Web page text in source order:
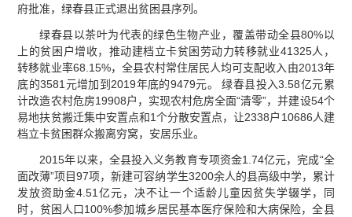
府批准，绿春县正式退出贫困县序列。
绿春县以茶叶为代表的绿色生物产业，覆盖带动全县80%以
上的贫困户增收，推动建档立卡贫困劳动力转移就业41325人，
转移就业率68.15%，全县农村常住居民人均可支配收入由2013年
底的3581元增加到2019年底的9479元。 绿春县投入3.58亿元累
计改造农村危房19908户，实现农村危房全面“清零”，并建设54个
易地扶贫搬迁集中安置点和1个分散安置点，让2338户10686人建
档立卡贫困群众搬离穷窝，安居乐业。
2015年以来，全县投入义务教育专项资金1.74亿元，完成“全
面改薄”项目97项，新建可容纳学生3200余人的县高级中学，累计
发放资助金4.51亿元，决不让一个适龄儿童因贫失学辍学，同
时，贫困人口100%参加城乡居民基本医疗保险和大病保险，全县